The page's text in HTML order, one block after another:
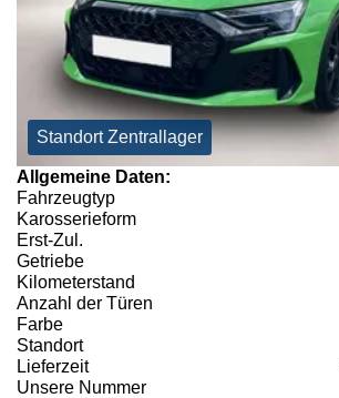
Standort Zentrallager
Allgemeine Daten:
Fahrzeugtyp
Karosserieform
Erst-Zul.
Getriebe
Kilometerstand
Anzahl der Türen
Farbe
Standort
Lieferzeit
Unsere Nummer